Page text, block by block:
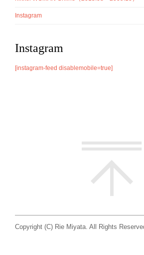
Instagram
Instagram
[instagram-feed disablemobile=true]
Copyright (C) Rie Miyata. All Rights